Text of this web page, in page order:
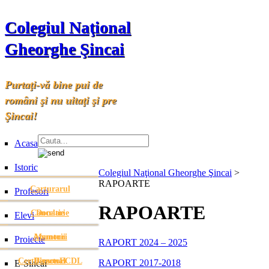
Colegiul Naţional
Gheorghe Şincai
Purtaţi-vă bine pui de
români şi nu uitaţi şi pre
Şincai!
Acasa
Istoric
Carturarul
Donatie
Memorii
Directori
Profesori
Cancelarie
Anunturi
Personal
Elevi
Anunturi
Proiecte
Certificare ECDL
E-Sincai
Colegiul Naţional Gheorghe Şincai >
RAPOARTE
RAPOARTE
RAPORT 2024 – 2025
RAPORT 2017-2018